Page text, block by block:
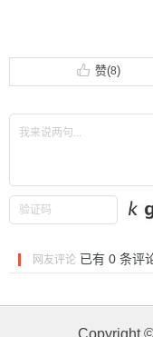
赞(8)
网友评论 已有 0 条评
Copyright